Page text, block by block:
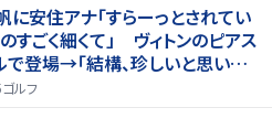
安住アナ「すらーっとされてい
すごく細くて」 ヴィトンのピアス
で登場→「結構、珍しいと思いま
ゴルフ